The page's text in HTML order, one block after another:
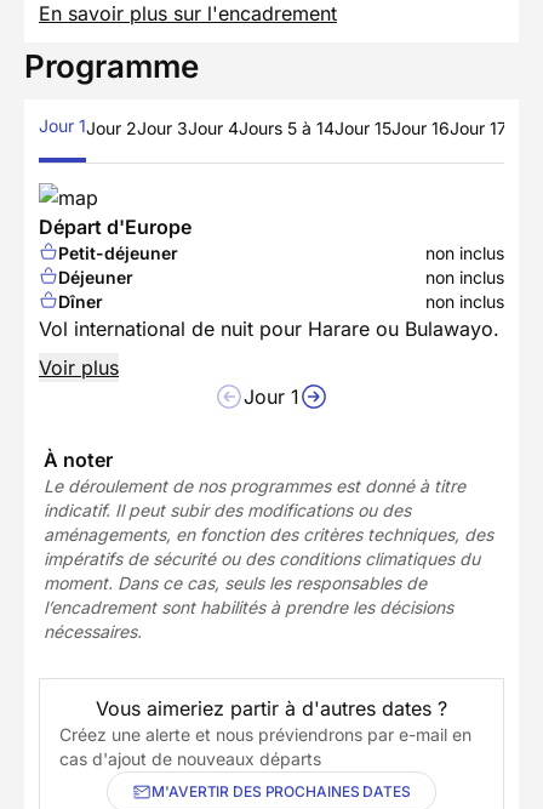
En savoir plus sur l'encadrement
Programme
Jour 1Jour 2Jour 3Jour 4Jours 5 à 14Jour 15Jour 16Jour 17
Départ d'Europe
Petit-déjeuner
non inclus
Déjeuner
non inclus
Dîner
non inclus
Vol international de nuit pour Harare ou Bulawayo.
Voir plus
Jour 1
À noter
Le déroulement de nos programmes est donné à titre
indicatif. Il peut subir des modifications ou des
aménagements, en fonction des critères techniques, des
impératifs de sécurité ou des conditions climatiques du
moment. Dans ce cas, seuls les responsables de
l’encadrement sont habilités à prendre les décisions
nécessaires.
Vous aimeriez partir à d'autres dates ?
Créez une alerte et nous préviendrons par e-mail en
cas d'ajout de nouveaux départs
M'AVERTIR DES PROCHAINES DATES